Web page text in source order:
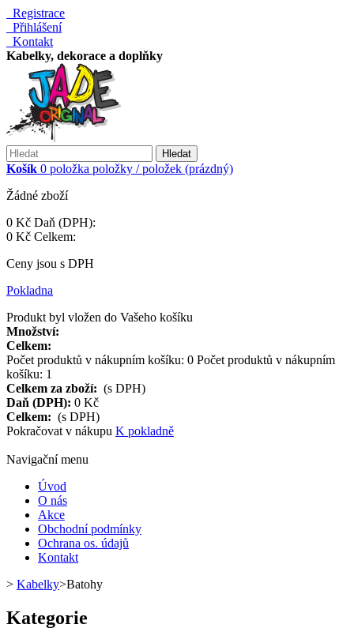
Registrace
Přihlášení
Kontakt
Kabelky, dekorace a doplňky
Hledat
Košík 0 položka položky / položek (prázdný)
Žádné zboží
0 Kč Daň (DPH):
0 Kč Celkem:
Ceny jsou s DPH
Pokladna
Produkt byl vložen do Vašeho košíku
Množství:
Celkem:
Počet produktů v nákupním košíku: 0 Počet produktů v nákupním
košíku: 1
Celkem za zboží: (s DPH)
Daň (DPH): 0 Kč
Celkem: (s DPH)
Pokračovat v nákupu K pokladně
Navigační menu
Úvod
O nás
Akce
Obchodní podmínky
Ochrana os. údajů
Kontakt
> Kabelky>Batohy
Kategorie